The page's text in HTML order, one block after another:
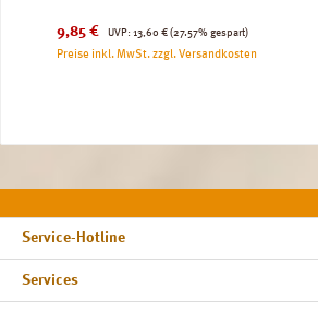
Verkaufspreis:
9,85 € UVP:
Regulärer Preis:
13,60 € (27.57% gespart)
Preise inkl. MwSt. zzgl. Versandkosten
Service-Hotline
Services